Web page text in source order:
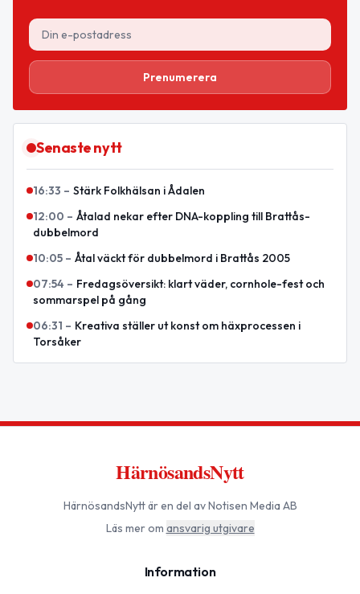
Prenumerera
Senaste nytt
16:33 – Stärk Folkhälsan i Ådalen
12:00 – Åtalad nekar efter DNA-koppling till Brattås-
dubbelmord
10:05 – Åtal väckt för dubbelmord i Brattås 2005
07:54 – Fredagsöversikt: klart väder, cornhole-fest och
sommarspel på gång
06:31 – Kreativa ställer ut konst om häxprocessen i
Torsåker
HärnösandsNytt
HärnösandsNyttär en del av Notisen Media AB
Läs mer om ansvarig utgivare
Information